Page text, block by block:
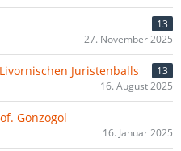
13
27. November 2025
Juristenballs
13
16. August 2025
Gonzogol
16. Januar 2025